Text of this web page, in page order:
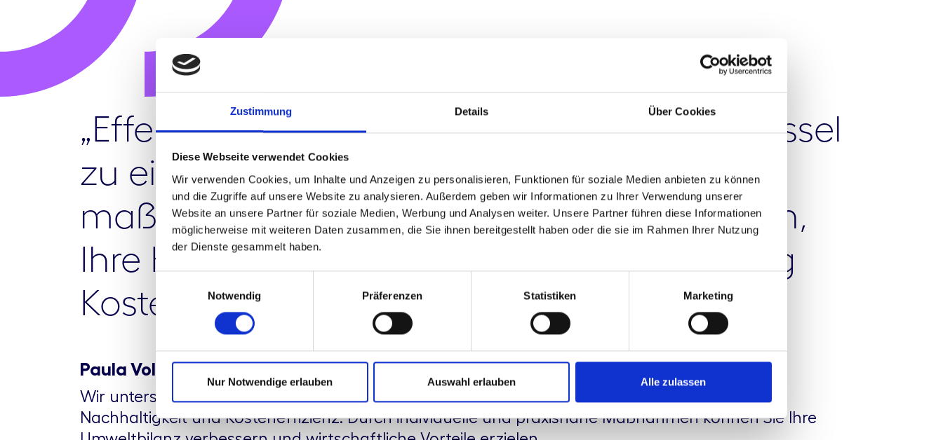
Zustimmung Details Über Cookies
Diese Webseite verwendet Cookies
Wir verwenden Cookies, um Inhalte und Anzeigen zu personalisieren, Funktionen für soziale Medien anbieten zu können
und die Zugriffe auf unsere Website zu analysieren. Außerdem geben wir Informationen zu Ihrer Verwendung unserer
Website an unsere Partner für soziale Medien, Werbung und Analysen weiter. Unsere Partner führen diese Informationen
möglicherweise mit weiteren Daten zusammen, die Sie ihnen bereitgestellt haben oder die sie im Rahmen Ihrer Nutzung
der Dienste gesammelt haben.
Notwendig
Präferenzen Statistiken Marketing
Nur Notwendige erlauben Auswahl erlauben Alle zulassen
„Effektives Klimamanagement ist der Schlüssel
zu einer nachhaltigen Zukunft. Unsere
maßgeschneiderten Lösungen helfen Ihnen,
Ihre Klimaziele zu erreichen und gleichzeitig
Kosten zu sparen.“
Paula Vollmer
Wir unterstützen Sie mit maßgeschneiderten Lösungen und der doppelten Zielsetzung von
Nachhaltigkeit und Kosteneffizienz. Durch individuelle und praxisnahe Maßnahmen können Sie Ihre